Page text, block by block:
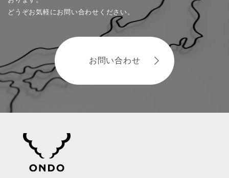
どうぞお気軽にお問い合わせください。
お問い合わせ